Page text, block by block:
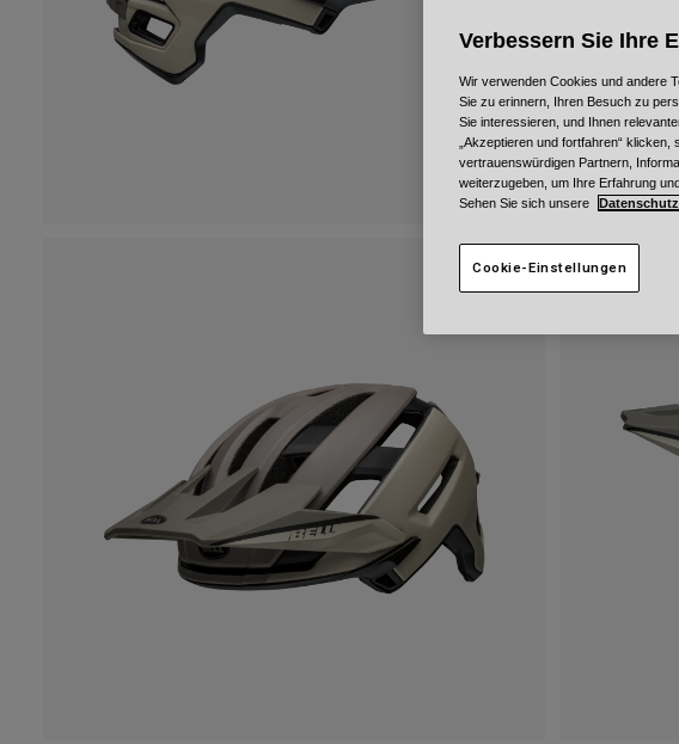
Verbessern Sie Ihre
Wir verwenden Cookies und andere
Sie zu erinnern, Ihren Besuch zu
Sie interessieren, und Ihnen
„Akzeptieren und fortfahren“
vertrauenswürdigen Partnern,
weiterzugeben, um Ihre Erfahrung
Sehen Sie sich unsere
Cookie-Einstellungen